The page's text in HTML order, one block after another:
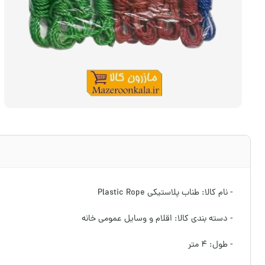
- نام کالا: طناب پلاستیکی Plastic Rope
- دسته بندی کالا: اقلام و وسایل عمومی خانه
- طول: ۴ متر